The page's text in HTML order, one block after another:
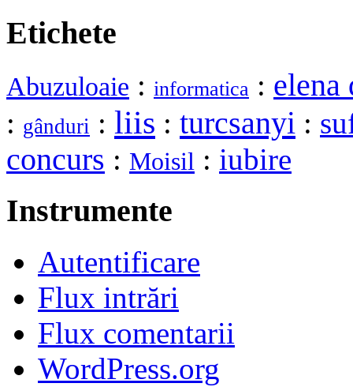
Etichete
Abuzuloaie : informatica : elena
: gânduri : liis : turcsanyi :
concurs : Moisil : iubire
Instrumente
Autentificare
Flux intrări
Flux comentarii
WordPress.org